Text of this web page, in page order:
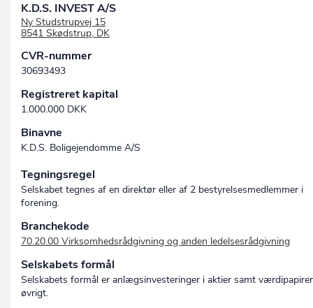
K.D.S. INVEST A/S
Ny Studstrupvej 15
8541 Skødstrup, DK
CVR-nummer
30693493
Registreret kapital
1.000.000 DKK
Binavne
K.D.S. Boligejendomme A/S
Tegningsregel
Selskabet tegnes af en direktør eller af 2 bestyrelsesmedlemmer i
forening.
Branchekode
70.20.00 Virksomhedsrådgivning og anden ledelsesrådgivning
Selskabets formål
Selskabets formål er anlægsinvesteringer i aktier samt
øvrigt.